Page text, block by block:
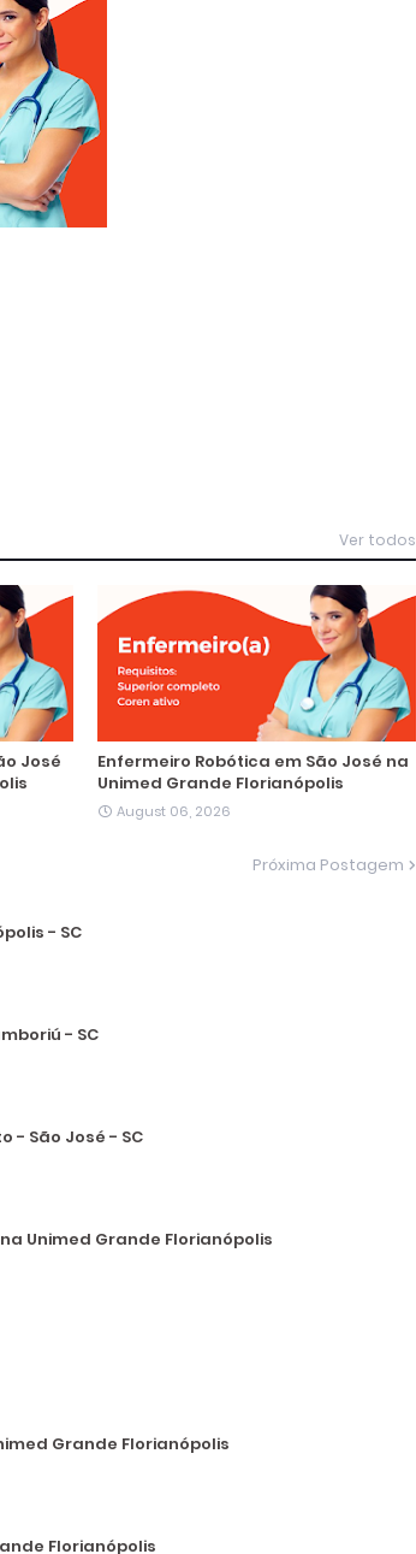
Ver todos
José
Enfermeiro Robótica em São José na
Unimed Grande Florianópolis
August 06, 2026
Próxima Postagem
- SC
- SC
- São José - SC
Unimed Grande Florianópolis
Grande Florianópolis
Florianópolis